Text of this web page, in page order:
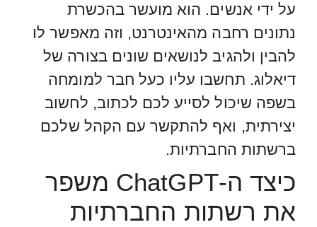
על ידי אנשים. הוא מועשר בהכשרת
נתונים רחבה מהאינטרנט, וזה מאפשר לו
להבין ולהגיב לנושאים שונים בצורה של
דיאלוג. תחשבו עליו כעל חבר למומחה
בשפה שיכול לסייע לכם לכתוב, לחשוב
יצירתית, ואף להתקשר עם הקהל שלכם
ברשתות החברתיות.
כיצד ה-ChatGPT משפר
את רשתות החברתיות